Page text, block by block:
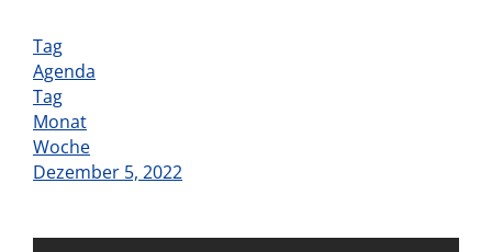
Tag
Agenda
Tag
Monat
Woche
Dezember 5, 2022